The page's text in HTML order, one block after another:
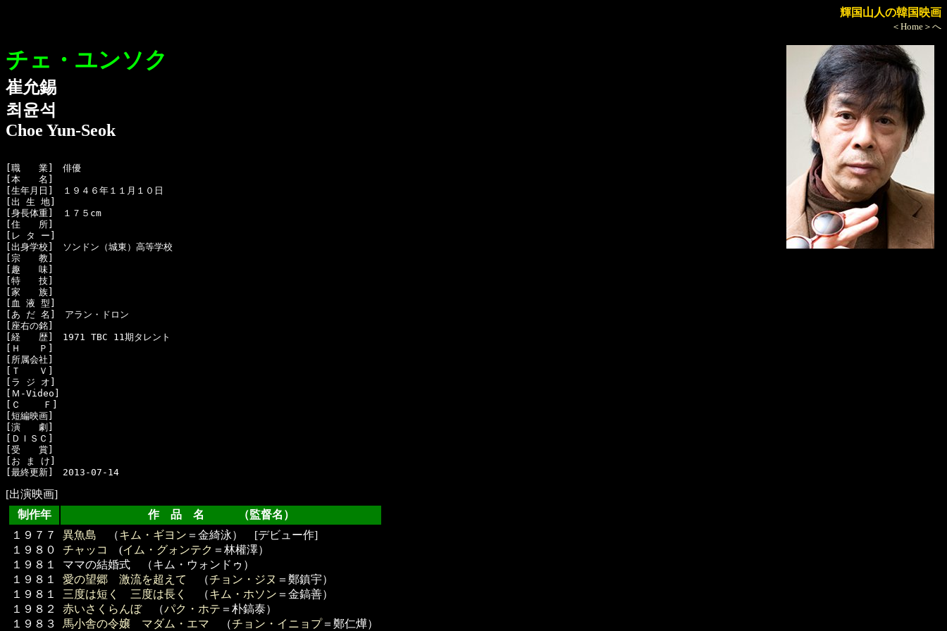
輝国山人の韓国映画
＜Home＞へ
チェ・ユンソク
崔允錫
최윤석
Choe Yun-Seok
[職　　業]　俳優
[本　　名]
[生年月日]　１９４６年１１月１０日
[出 生 地]
[身長体重]　１７５cm
[住　　所]
[レ タ ー]
[出身学校]　ソンドン（城東）高等学校
[宗　　教]
[趣　　味]
[特　　技]
[家　　族]
[血 液 型]
[あ だ 名]　アラン・ドロン
[座右の銘]
[経　　歴]　1971 TBC 11期タレント
[Ｈ　　Ｐ]
[所属会社]
[Ｔ　　Ｖ]
[ラ ジ オ]
[Ｍ-Video]
[Ｃ    Ｆ]
[短編映画]
[演　　劇]
[ＤＩＳＣ]
[受　　賞]
[お ま け]
[出演映画]
制作年
作 品 名 （監督名）
１９７７
１９８０
１９８１
１９８１
１９８１
１９８２
１９８３
異魚島 （キム・ギヨン ＝金綺泳） [デビュー作]
チャッコ
(イム・グォンテク ＝林權澤）
ママの結婚式 （キム・ウォンドゥ）
愛の望郷 激流を超えて
（チョン・ジヌ ＝鄭鎮宇）
三度は短く 三度は長く
（キム・ホソン ＝金鎬善）
赤いさくらんぼ（パク・ホテ ＝朴鎬泰）
馬小舎の令嬢 マダム・エマ （チョン・イニョプ＝鄭仁燁）